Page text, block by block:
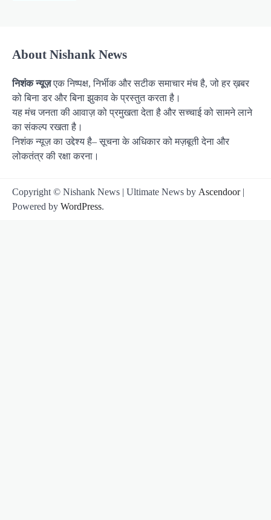
About Nishank News
निशंक न्यूज़एक निष्पक्ष, निर्भीक और सटीक समाचार मंच है, जो हर ख़बर
को बिना डर और बिना झुकाव के प्रस्तुत करता है।
यह मंच जनता की आवाज़ को प्रमुखता देता है और सच्चाई को सामने लाने
का संकल्प रखता है।
निशंक न्यूज़ का उद्देश्य है– सूचना के अधिकार को मज़बूती देना और
लोकतंत्र की रक्षा करना।
Copyright © Nishank News | Ultimate News by Ascendoor|
Powered by WordPress.